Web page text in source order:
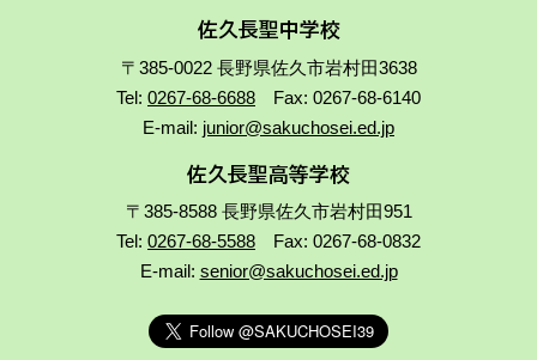
佐久長聖中学校
〒385-0022 長野県佐久市岩村田3638
Tel: 0267-68-6688 Fax: 0267-68-6140
E-mail: junior@sakuchosei.ed.jp
佐久長聖高等学校
〒385-8588 長野県佐久市岩村田951
Tel: 0267-68-5588 Fax: 0267-68-0832
E-mail: senior@sakuchosei.ed.jp